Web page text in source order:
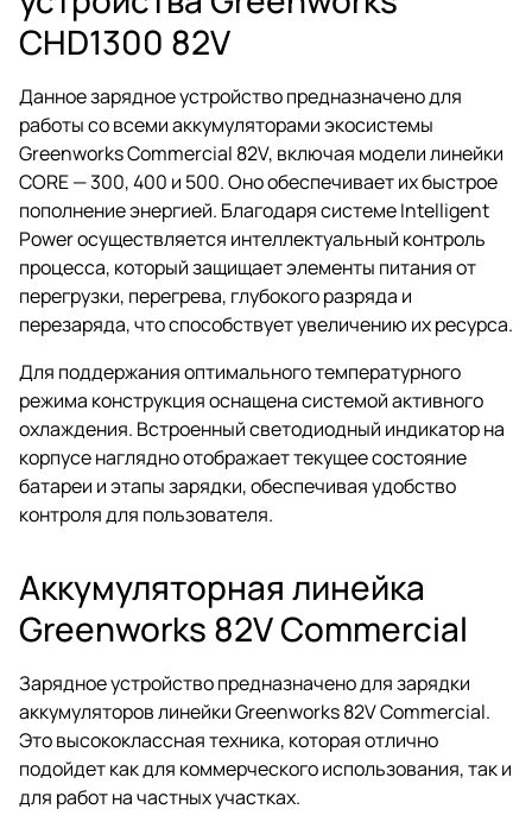
CHD1300 82V
Данное зарядное устройство предназначено для
работы со всеми аккумуляторами экосистемы
Greenworks Commercial 82V, включая модели линейки
CORE — 300, 400 и 500. Оно обеспечивает их быстрое
пополнение энергией. Благодаря системе Intelligent
Power осуществляется интеллектуальный контроль
процесса, который защищает элементы питания от
перегрузки, перегрева, глубокого разряда и
перезаряда, что способствует увеличению их ресурса.
Для поддержания оптимального температурного
режима конструкция оснащена системой активного
охлаждения. Встроенный светодиодный индикатор на
корпусе наглядно отображает текущее состояние
батареи и этапы зарядки, обеспечивая удобство
контроля для пользователя.
Аккумуляторная линейка
Greenworks 82V Commercial
Зарядное устройство предназначено для зарядки
аккумуляторов линейки Greenworks 82V Commercial.
Это высококлассная техника, которая отлично
подойдет как для коммерческого использования, так и
для работ на частных участках.